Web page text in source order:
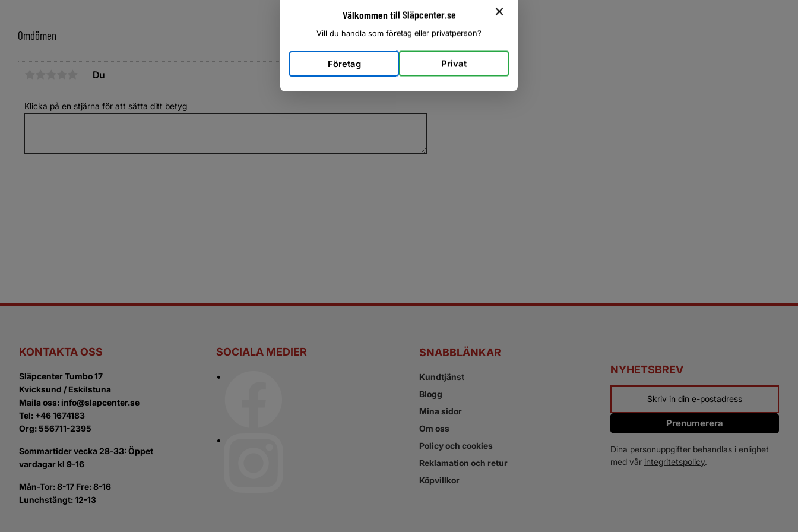
Omdömen
Du
Klicka på en stjärna för att sätta ditt betyg
NYHETSBREV
Prenumerera
Dina personuppgifter behandlas i enlighet
med vår integritetspolicy.
KONTAKTA OSS
Släpcenter Tumbo 17
Kvicksund / Eskilstuna
Maila oss: info@slapcenter.se
Tel: +46 1674183
Org: 556711-2395
Sommartider vecka 28-33: Öppet
vardagar kl 9-16
Mån-Tor: 8-17 Fre: 8-16
Lunchstängt: 12-13
SOCIALA MEDIER SNABBLÄNKAR
Kundtjänst
Blogg
Mina sidor
Om oss
Policy och cookies
Reklamation och retur
Köpvillkor
Välkommen till Släpcenter.se
Vill du handla som företag eller privatperson?
Företag Privat